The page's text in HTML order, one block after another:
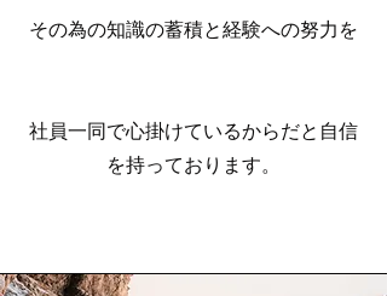
その為の知識の蓄積と経験への努力を
社員一同で心掛けているからだと自信
を持っております。